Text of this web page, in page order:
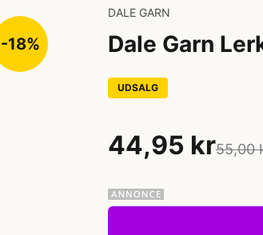
-18%
DALE GARN
Dale Garn
UDSALG
44,95 kr55,00